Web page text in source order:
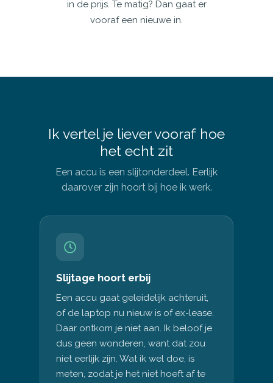
in de prijs. Te matig? Dan gaat er
vooraf een nieuwe in.
Ik vertel je liever vooraf hoe
het echt zit
Een accu is een slijtonderdeel. Eerlijk
daarover zijn hoort bij hoe ik werk.
Slijtage hoort erbij
Een accu gaat geleidelijk achteruit,
of de laptop nu nieuw is of ex-lease.
Daar ontkom je niet aan. Ik beloof je
dus geen wonderen, want dat zou
niet eerlijk zijn. Wat ik wel doe, is
meten, zodat je het niet hoeft af te